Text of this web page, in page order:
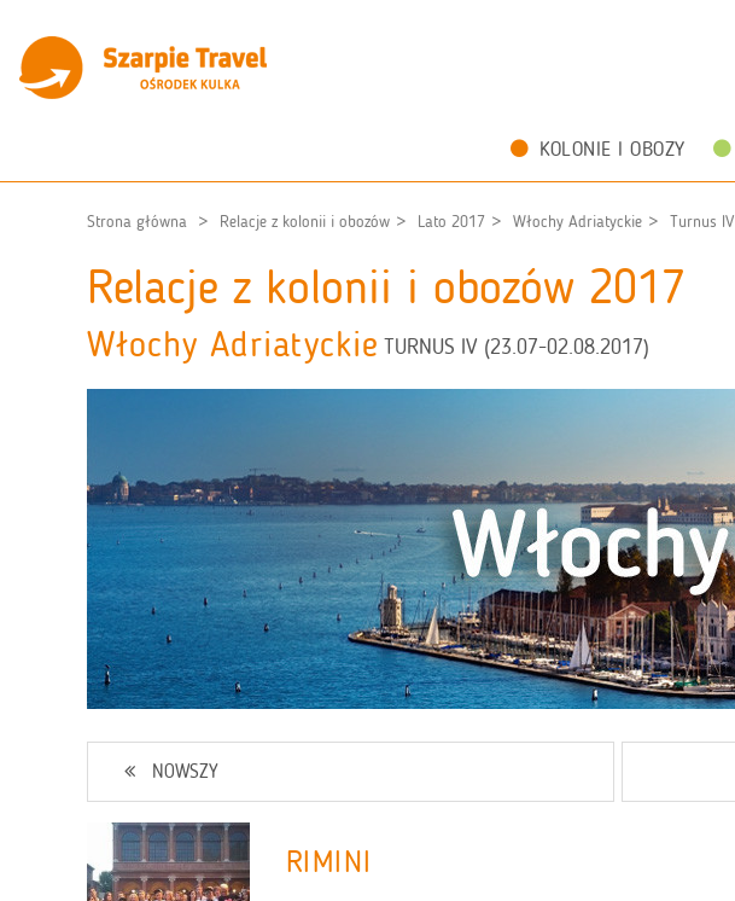
KOLONIE I OBOZY
Strona główna Relacje z kolonii i obozów Lato 2017 Włochy Adriatyckie Turnus IV
Relacje z kolonii i obozów 2017
Włochy Adriatyckie TURNUS IV (23.07-02.08.2017)
NOWSZY
RIMINI